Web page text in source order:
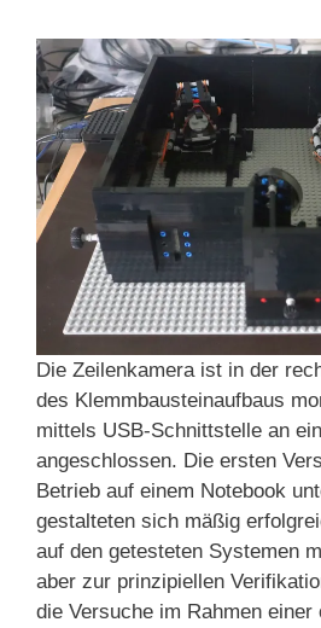
Die Zeilenkamera ist in der
des Klemmbausteinaufbaus
mittels USB-Schnittstelle an
angeschlossen. Die ersten
Betrieb auf einem Notebook
gestalteten sich mäßig
auf den getesteten Systemen
aber zur prinzipiellen
die Versuche im Rahmen einer